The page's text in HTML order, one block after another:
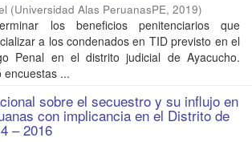
(Universidad Alas PeruanasPE, 2019)
los beneficios penitenciarios que
a los condenados en TID previsto en el
Penal en el distrito judicial de Ayacucho.
encuestas ...
sobre el secuestro y su influjo en
con implicancia en el Distrito de
– 2016